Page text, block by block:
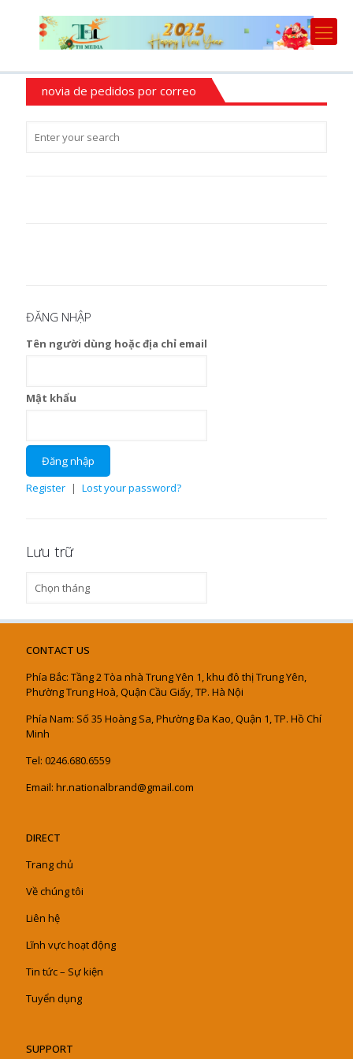
novia de pedidos por correo
ĐĂNG NHẬP
Tên người dùng hoặc địa chỉ email
Mật khẩu
Register | Lost your password?
Lưu trữ
trữ
CONTACT US
Phía Bắc: Tầng 2 Tòa nhà Trung Yên 1, khu đô thị Trung Yên,
Phường Trung Hoà, Quận Cầu Giấy, TP. Hà Nội
Phía Nam: Số 35 Hoàng Sa, Phường Đa Kao, Quận 1, TP. Hồ Chí
Minh
Tel: 0246.680.6559
Email: hr.nationalbrand@gmail.com
DIRECT
Trang chủ
Về chúng tôi
Liên hệ
Lĩnh vực hoạt động
Tin tức – Sự kiện
Tuyển dụng
SUPPORT